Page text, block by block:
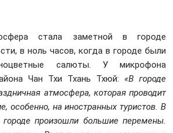
стала заметной в городе
в ноль часов, когда в городе были
салюты. У микрофона
Чан Тхи Тхань Тхюй: «В городе
атмосфера, которая проводит
особенно, на иностранных туристов. В
произошли большие перемены.